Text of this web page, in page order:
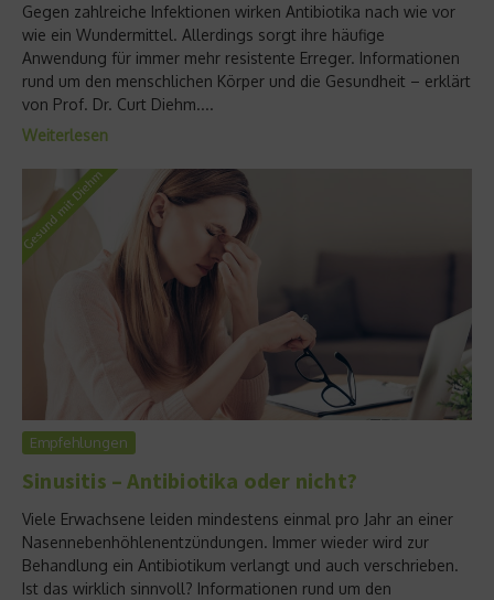
Gegen zahlreiche Infektionen wirken Antibiotika nach wie vor
wie ein Wundermittel. Allerdings sorgt ihre häufige
Anwendung für immer mehr resistente Erreger. Informationen
rund um den menschlichen Körper und die Gesundheit – erklärt
von Prof. Dr. Curt Diehm....
Weiterlesen
Empfehlungen
Sinusitis – Antibiotika oder nicht?
Viele Erwachsene leiden mindestens einmal pro Jahr an einer
Nasennebenhöhlenentzündungen. Immer wieder wird zur
Behandlung ein Antibiotikum verlangt und auch verschrieben.
Ist das wirklich sinnvoll? Informationen rund um den